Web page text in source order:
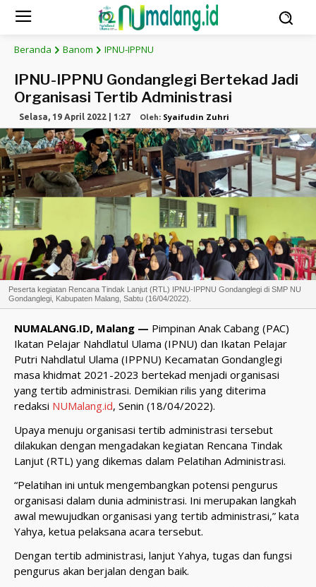
Beranda Banom IPNU-IPPNU
IPNU-IPPNU Gondanglegi Bertekad Jadi
Organisasi Tertib Administrasi
Selasa, 19 April 2022 | 1:27 Oleh: Syaifudin Zuhri
Peserta kegiatan Rencana Tindak Lanjut (RTL) IPNU-IPPNU Gondanglegi di SMP NU
Gondanglegi, Kabupaten Malang, Sabtu (16/04/2022).
NUMALANG.ID, Malang — Pimpinan Anak Cabang (PAC)
Ikatan Pelajar Nahdlatul Ulama (IPNU) dan Ikatan Pelajar
Putri Nahdlatul Ulama (IPPNU) Kecamatan Gondanglegi
masa khidmat 2021-2023 bertekad menjadi organisasi
yang tertib administrasi. Demikian rilis yang diterima
redaksi NUMalang.id, Senin (18/04/2022).
Upaya menuju organisasi tertib administrasi tersebut
dilakukan dengan mengadakan kegiatan Rencana Tindak
Lanjut (RTL) yang dikemas dalam Pelatihan Administrasi.
“Pelatihan ini untuk mengembangkan potensi pengurus
organisasi dalam dunia administrasi. Ini merupakan langkah
awal mewujudkan organisasi yang tertib administrasi,” kata
Yahya, ketua pelaksana acara tersebut.
Dengan tertib administrasi, lanjut Yahya, tugas dan fungsi
pengurus akan berjalan dengan baik.